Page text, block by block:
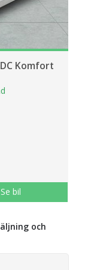
Komfort
Se bil
och